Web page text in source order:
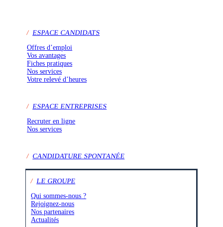
/ ESPACE CANDIDATS
Offres d’emploi
Vos avantages
Fiches pratiques
Nos services
Votre relevé d’heures
/ ESPACE ENTREPRISES
Recruter en ligne
Nos services
/ CANDIDATURE SPONTANÉE
/ LE GROUPE
Qui sommes-nous ?
Rejoignez-nous
Nos partenaires
Actualités